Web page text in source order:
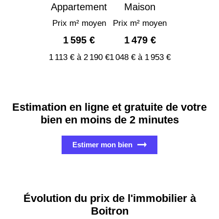
Appartement
Prix m² moyen
1 595 €
1 113 € à 2 190 €
Maison
Prix m² moyen
1 479 €
1 048 € à 1 953 €
Estimation en ligne et gratuite de votre
bien en moins de 2 minutes
Estimer mon bien
Évolution du prix de l'immobilier à
Boitron